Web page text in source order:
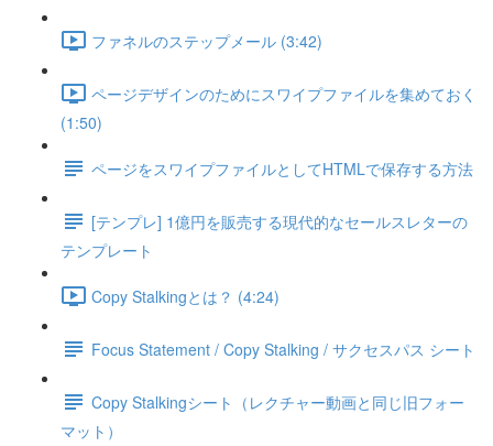
ファネルのステップメール (3:42)
ページデザインのためにスワイプファイルを集めておく
(1:50)
ページをスワイプファイルとしてHTMLで保存する方法
[テンプレ] 1億円を販売する現代的なセールスレターの
テンプレート
Copy Stalkingとは？ (4:24)
Focus Statement / Copy Stalking / サクセスパス シート
Copy Stalkingシート（レクチャー動画と同じ旧フォー
マット）